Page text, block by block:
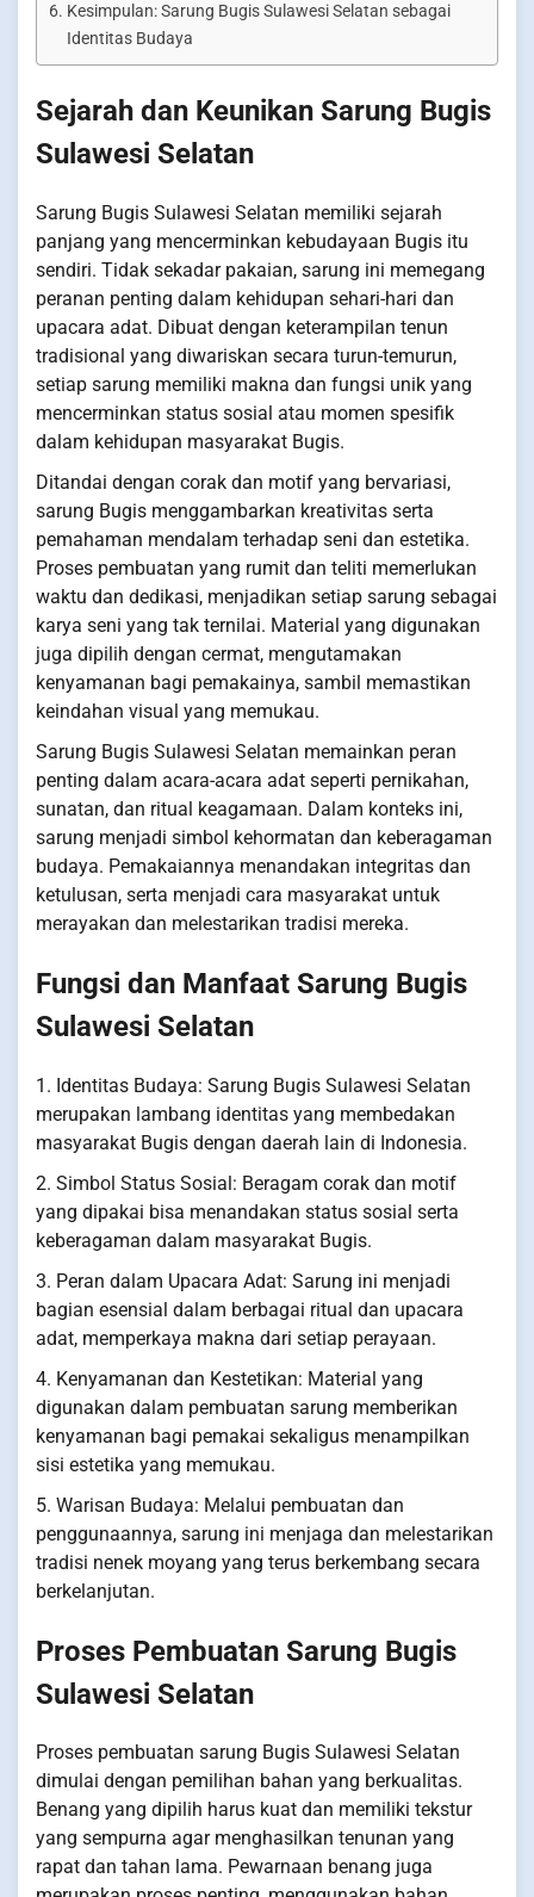
Kesimpulan: Sarung Bugis Sulawesi Selatan sebagai
Identitas Budaya
Sejarah dan Keunikan Sarung Bugis
Sulawesi Selatan
Sarung Bugis Sulawesi Selatan memiliki sejarah
panjang yang mencerminkan kebudayaan Bugis itu
sendiri. Tidak sekadar pakaian, sarung ini memegang
peranan penting dalam kehidupan sehari-hari dan
upacara adat. Dibuat dengan keterampilan tenun
tradisional yang diwariskan secara turun-temurun,
setiap sarung memiliki makna dan fungsi unik yang
mencerminkan status sosial atau momen spesifik
dalam kehidupan masyarakat Bugis.
Ditandai dengan corak dan motif yang bervariasi,
sarung Bugis menggambarkan kreativitas serta
pemahaman mendalam terhadap seni dan estetika.
Proses pembuatan yang rumit dan teliti memerlukan
waktu dan dedikasi, menjadikan setiap sarung sebagai
karya seni yang tak ternilai. Material yang digunakan
juga dipilih dengan cermat, mengutamakan
kenyamanan bagi pemakainya, sambil memastikan
keindahan visual yang memukau.
Sarung Bugis Sulawesi Selatan memainkan peran
penting dalam acara-acara adat seperti pernikahan,
sunatan, dan ritual keagamaan. Dalam konteks ini,
sarung menjadi simbol kehormatan dan keberagaman
budaya. Pemakaiannya menandakan integritas dan
ketulusan, serta menjadi cara masyarakat untuk
merayakan dan melestarikan tradisi mereka.
Fungsi dan Manfaat Sarung Bugis
Sulawesi Selatan
1. Identitas Budaya: Sarung Bugis Sulawesi Selatan
merupakan lambang identitas yang membedakan
masyarakat Bugis dengan daerah lain di Indonesia.
2. Simbol Status Sosial: Beragam corak dan motif
yang dipakai bisa menandakan status sosial serta
keberagaman dalam masyarakat Bugis.
3. Peran dalam Upacara Adat: Sarung ini menjadi
bagian esensial dalam berbagai ritual dan upacara
adat, memperkaya makna dari setiap perayaan.
4. Kenyamanan dan Kestetikan: Material yang
digunakan dalam pembuatan sarung memberikan
kenyamanan bagi pemakai sekaligus menampilkan
sisi estetika yang memukau.
5. Warisan Budaya: Melalui pembuatan dan
penggunaannya, sarung ini menjaga dan melestarikan
tradisi nenek moyang yang terus berkembang secara
berkelanjutan.
Proses Pembuatan Sarung Bugis
Sulawesi Selatan
Proses pembuatan sarung Bugis Sulawesi Selatan
dimulai dengan pemilihan bahan yang berkualitas.
Benang yang dipilih harus kuat dan memiliki tekstur
yang sempurna agar menghasilkan tenunan yang
rapat dan tahan lama. Pewarnaan benang juga